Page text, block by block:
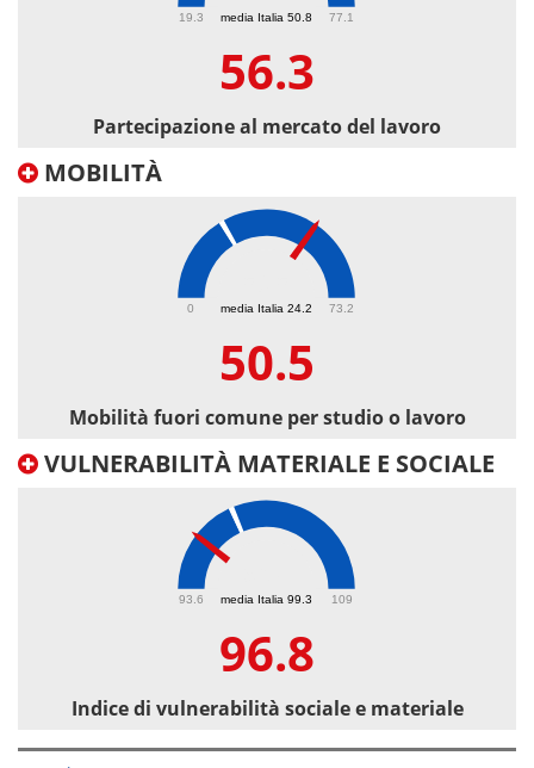
media Italia 50.8
19.3 77.1
56.3
Partecipazione al mercato del lavoro
MOBILITÀ
media Italia 24.2
0 73.2
50.5
Mobilità fuori comune per studio o lavoro
VULNERABILITÀ MATERIALE E SOCIALE
media Italia 99.3
93.6 109
96.8
Indice di vulnerabilità sociale e materiale